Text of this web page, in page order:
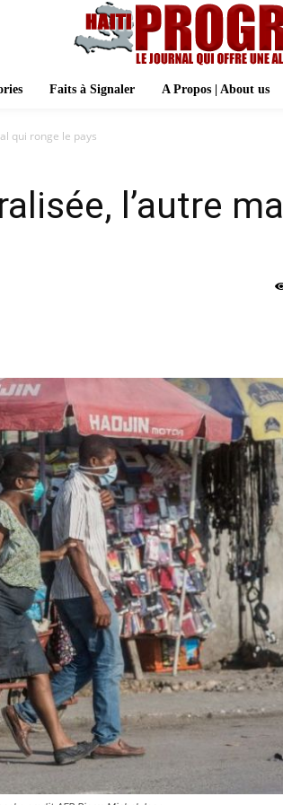
Faits à Signaler A Propos | About us
qui ronge le pays
l’autre mal